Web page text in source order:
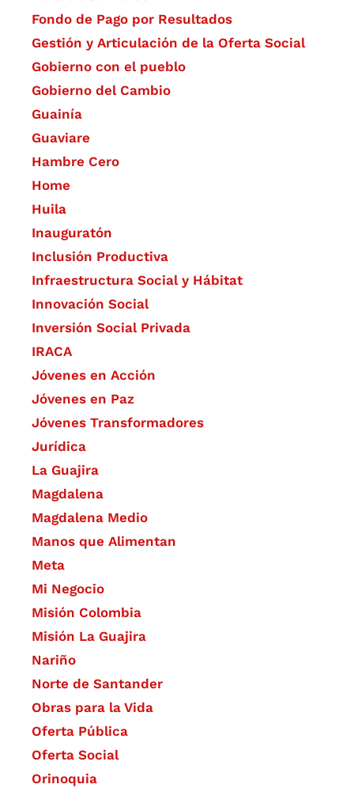
Fondo de Pago por Resultados
Gestión y Articulación de la Oferta Social
Gobierno con el pueblo
Gobierno del Cambio
Guainía
Guaviare
Hambre Cero
Home
Huila
Inauguratón
Inclusión Productiva
Infraestructura Social y Hábitat
​Innovación Social
Inversión Social Privada
IRACA
Jóvenes en Acción
Jóvenes en Paz
Jóvenes Transformadores
Jurídica
La Guajira
Magdalena
Magdalena Medio
Manos que Alimentan
Meta
Mi Negocio
Misión Colombia
Misión La Guajira
Nariño
Norte de Santander
Obras para la Vida
Oferta Pública
Oferta Social​​
Orinoquia